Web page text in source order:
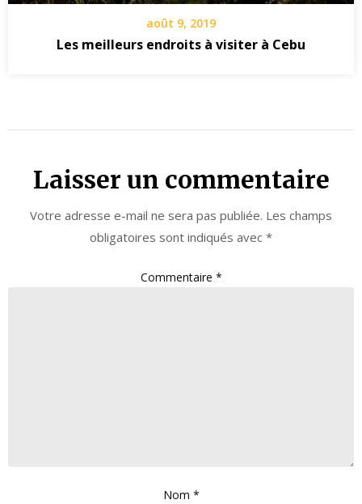
août 9, 2019
Les meilleurs endroits à visiter à Cebu
Laisser un commentaire
Votre adresse e-mail ne sera pas publiée. Les champs
obligatoires sont indiqués avec *
Commentaire *
Nom *